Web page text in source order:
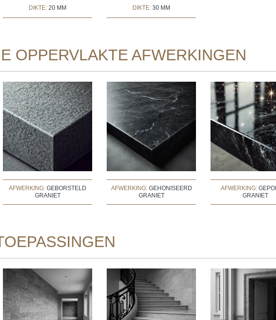
DIKTE: 20 MM DIKTE: 30 MM
OPPERVLAKTE AFWERKINGEN
AFWERKING: GEBORSTELD
GRANIET
AFWERKING: GEHONISEERD
GRANIET
AFWERKING:
GRANIET